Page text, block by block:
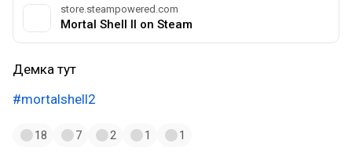
store.steampowered.com
Mortal Shell II on Steam
Демка тут
#mortalshell2
18 7 2 1 1